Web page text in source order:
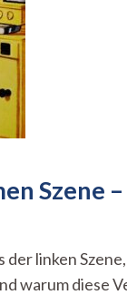
Szene
linken
warum